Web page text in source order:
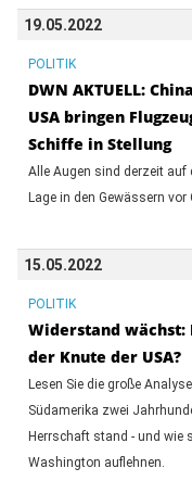
19.05.2022
POLITIK
DWN AKTUELL:
USA bringen
Schiffe in Stellung
Alle Augen sind derzeit auf
Lage in den Gewässern
15.05.2022
POLITIK
Widerstand
der Knute der USA?
Lesen Sie die große
Südamerika zwei
Herrschaft stand - und wie
Washington auflehnen.